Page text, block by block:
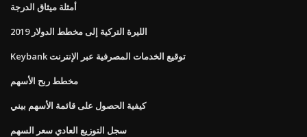
أمثلة ميثاق الدرجة
الليرة التركية إلى مخطط الدولار 2019
Keybank توقيع الخدمات المصرفية عبر الإنترنت
مخطط ربح الأسهم
كيفية الحصول على قائمة الأسهم بيني
سجل التوزيع العادي سعر السهم